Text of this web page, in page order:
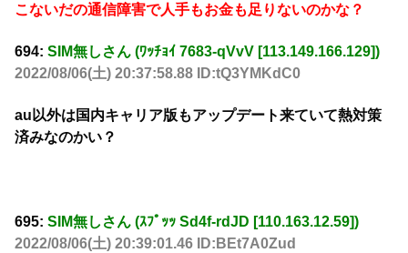
こないだの通信障害で人手もお金も足りないのかな？
694: SIM無しさん (ﾜｯﾁｮｲ 7683-qVvV [113.149.166.129])
2022/08/06(土) 20:37:58.88 ID:tQ3YMKdC0
au以外は国内キャリア版もアップデート来ていて熱対策
済みなのかい？
695: SIM無しさん (ｽﾌﾟｯｯ Sd4f-rdJD [110.163.12.59])
2022/08/06(土) 20:39:01.46 ID:BEt7A0Zud